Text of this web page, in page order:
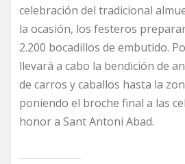
celebración del tradicional
la ocasión, los festeros
2.200 bocadillos de embutido.
llevará a cabo la bendición de
de carros y caballos hasta la
poniendo el broche final a las
honor a Sant Antoni Abad.